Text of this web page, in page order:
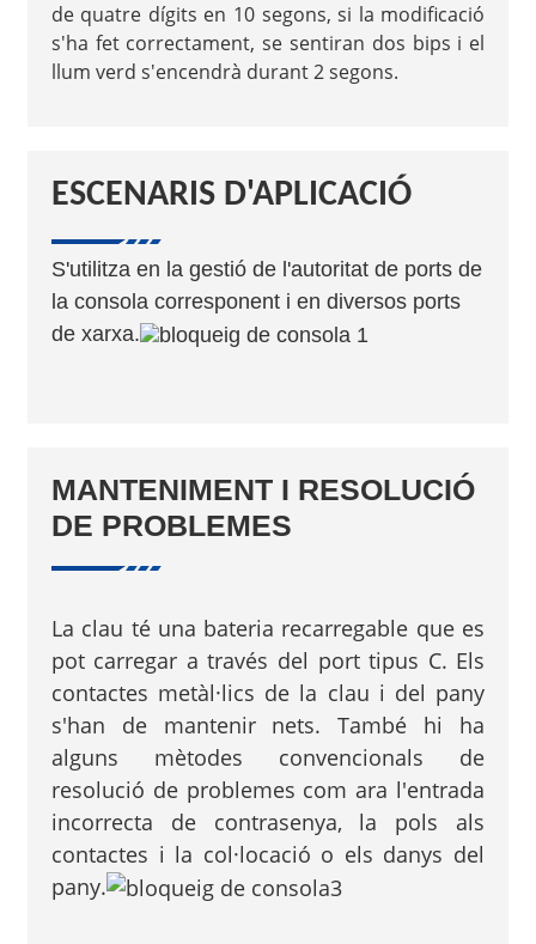
de quatre dígits en 10 segons, si la modificació
s'ha fet correctament, se sentiran dos bips i el
llum verd s'encendrà durant 2 segons.
ESCENARIS D'APLICACIÓ
S'utilitza en la gestió de l'autoritat de ports de
la consola corresponent i en diversos ports
de xarxa.
MANTENIMENT I RESOLUCIÓ
DE PROBLEMES
La clau té una bateria recarregable que es
pot carregar a través del port tipus C. Els
contactes metàl·lics de la clau i del pany
s'han de mantenir nets. També hi ha
alguns mètodes convencionals de
resolució de problemes com ara l'entrada
incorrecta de contrasenya, la pols als
contactes i la col·locació o els danys del
pany.